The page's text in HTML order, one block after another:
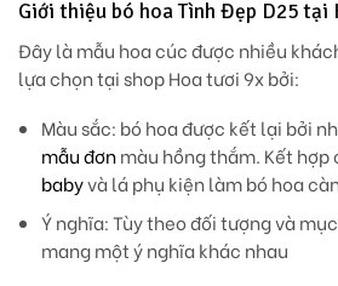
Giới thiệu bó hoa Tình Đẹp D25 tại
Đây là mẫu hoa cúc được nhiều
lựa chọn tại shop Hoa tươi 9x bởi:
Màu sắc: bó hoa được kết lại bởi
mẫu đơnmàu hồng thắm. Kết hợp
babyvà lá phụ kiện làm bó hoa
Ý nghĩa:Tùy theo đối tượng và
mang một ý nghĩa khác nhau